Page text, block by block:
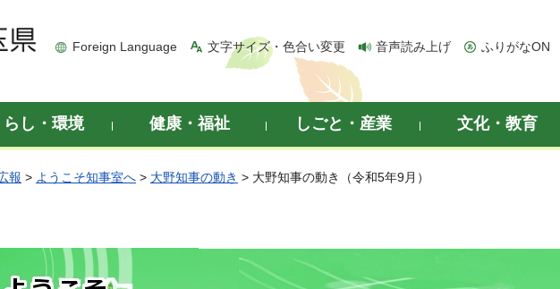
Foreign Language 文字サイズ・色合い変更 音声読み上げ ふりがなON
らし・環境 健康・福祉 しごと・産業 文化・教育
報 > ようこそ知事室へ > 大野知事の動き > 大野知事の動き（令和5年9月）